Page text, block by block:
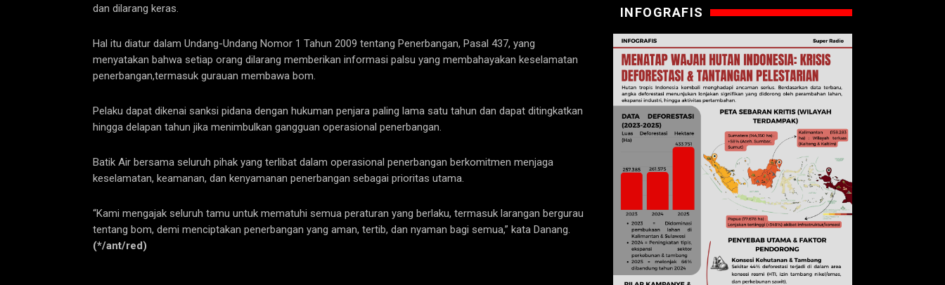
dan dilarang keras.
Hal itu diatur dalam Undang-Undang Nomor 1 Tahun 2009 tentang Penerbangan, Pasal 437, yang
menyatakan bahwa setiap orang dilarang memberikan informasi palsu yang membahayakan keselamatan
penerbangan,termasuk gurauan membawa bom.
Pelaku dapat dikenai sanksi pidana dengan hukuman penjara paling lama satu tahun dan dapat ditingkatkan
hingga delapan tahun jika menimbulkan gangguan operasional penerbangan.
Batik Air bersama seluruh pihak yang terlibat dalam operasional penerbangan berkomitmen menjaga
keselamatan, keamanan, dan kenyamanan penerbangan sebagai prioritas utama.
“Kami mengajak seluruh tamu untuk mematuhi semua peraturan yang berlaku, termasuk larangan bergurau
tentang bom, demi menciptakan penerbangan yang aman, tertib, dan nyaman bagi semua,” kata Danang.
(*/ant/red)
INFOGRAFIS